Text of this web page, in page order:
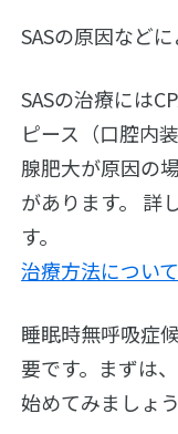
SASの原因など
SASの治療には
ピース（口腔内
腺肥大が原因の
があります。 詳
す。
治療方法について
睡眠時無呼吸症
要です。まずは
始めてみましょう